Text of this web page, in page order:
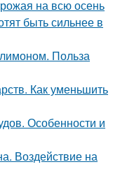
на всю осень
быть сильнее в
Польза
Как уменьшить
Особенности и
Воздействие на